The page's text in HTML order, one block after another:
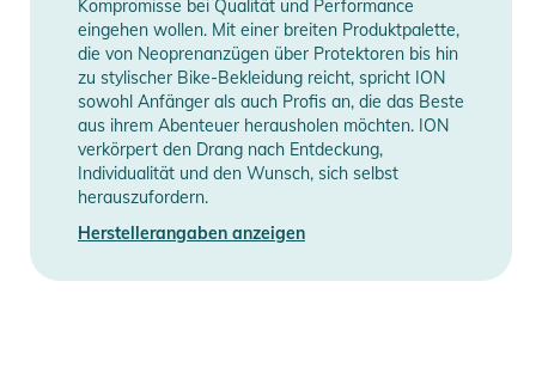
Kompromisse bei Qualität und Performance
eingehen wollen. Mit einer breiten Produktpalette,
die von Neoprenanzügen über Protektoren bis hin
zu stylischer Bike-Bekleidung reicht, spricht ION
sowohl Anfänger als auch Profis an, die das Beste
aus ihrem Abenteuer herausholen möchten. ION
verkörpert den Drang nach Entdeckung,
Individualität und den Wunsch, sich selbst
herauszufordern.
Herstellerangaben anzeigen